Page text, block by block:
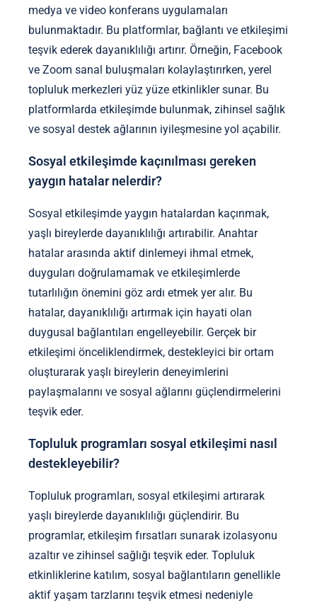
medya ve video konferans uygulamaları
bulunmaktadır. Bu platformlar, bağlantı ve etkileşimi
teşvik ederek dayanıklılığı artırır. Örneğin, Facebook
ve Zoom sanal buluşmaları kolaylaştırırken, yerel
topluluk merkezleri yüz yüze etkinlikler sunar. Bu
platformlarda etkileşimde bulunmak, zihinsel sağlık
ve sosyal destek ağlarının iyileşmesine yol açabilir.
Sosyal etkileşimde kaçınılması gereken
yaygın hatalar nelerdir?
Sosyal etkileşimde yaygın hatalardan kaçınmak,
yaşlı bireylerde dayanıklılığı artırabilir. Anahtar
hatalar arasında aktif dinlemeyi ihmal etmek,
duyguları doğrulamamak ve etkileşimlerde
tutarlılığın önemini göz ardı etmek yer alır. Bu
hatalar, dayanıklılığı artırmak için hayati olan
duygusal bağlantıları engelleyebilir. Gerçek bir
etkileşimi önceliklendirmek, destekleyici bir ortam
oluşturarak yaşlı bireylerin deneyimlerini
paylaşmalarını ve sosyal ağlarını güçlendirmelerini
teşvik eder.
Topluluk programları sosyal etkileşimi nasıl
destekleyebilir?
Topluluk programları, sosyal etkileşimi artırarak
yaşlı bireylerde dayanıklılığı güçlendirir. Bu
programlar, etkileşim fırsatları sunarak izolasyonu
azaltır ve zihinsel sağlığı teşvik eder. Topluluk
etkinliklerine katılım, sosyal bağlantıların genellikle
aktif yaşam tarzlarını teşvik etmesi nedeniyle